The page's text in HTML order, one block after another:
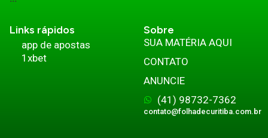
Links rápidos
app de apostas
1xbet
Sobre
SUA MATÉRIA AQUI
CONTATO
ANUNCIE
(41) 98732-7362
contato@folhadecuritiba.com.br